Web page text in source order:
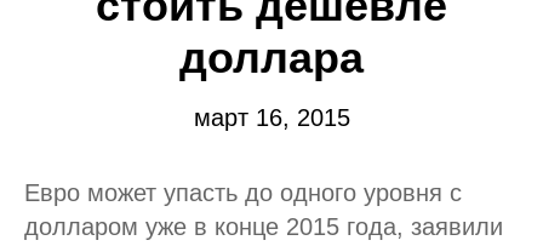
доллара
март 16, 2015
Евро может упасть до одного уровня с
долларом уже в конце 2015 года, заявили